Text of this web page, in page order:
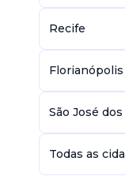
Recife
Florianópolis
São José
Todas as